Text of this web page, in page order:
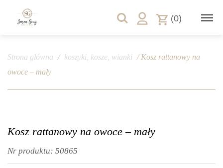
(0)
Strona główna / koszyki, kosze, wianki / Kosz rattanowy na
owoce – mały
Kosz rattanowy na owoce – mały
Nr produktu: 50865